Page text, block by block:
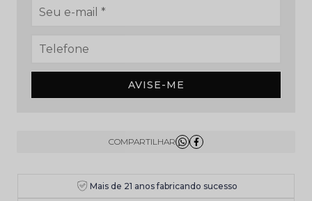
AVISE-ME
Mais de 21 anos fabricando sucesso